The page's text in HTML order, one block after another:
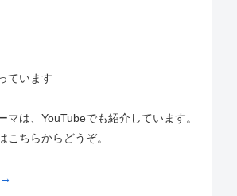
ています
マは、YouTubeでも紹介しています。
こちらからどうぞ。
→